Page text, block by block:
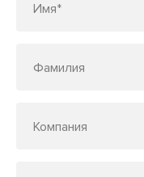
Имя*
Фамилия
Компания